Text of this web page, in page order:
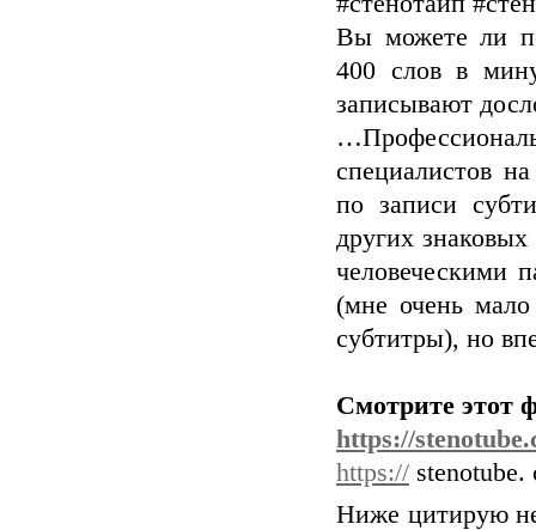
Вы можете ли
400 слов в
записывают
специалистов
по записи
других
человеческими
(мне очень
субтитры), но
Смотрите этот
https://
https://
Ниже цитирую